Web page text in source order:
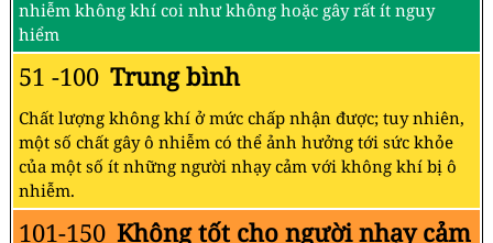
nhiễm không khí coi như không hoặc gây rất ít nguy
hiểm
51 -100 Trung bình
Chất lượng không khí ở mức chấp nhận được; tuy nhiên,
một số chất gây ô nhiễm có thể ảnh hưởng tới sức khỏe
của một số ít những người nhạy cảm với không khí bị ô
nhiễm.
101-150 Không tốt cho người nhạy cảm